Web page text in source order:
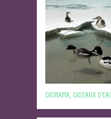
DIORAMA, OISEAUX